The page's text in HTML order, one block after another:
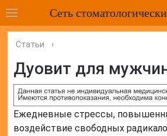
Сеть
Статьи ›
Дуовит для
Ежедневные стрессы,
воздействие свободных